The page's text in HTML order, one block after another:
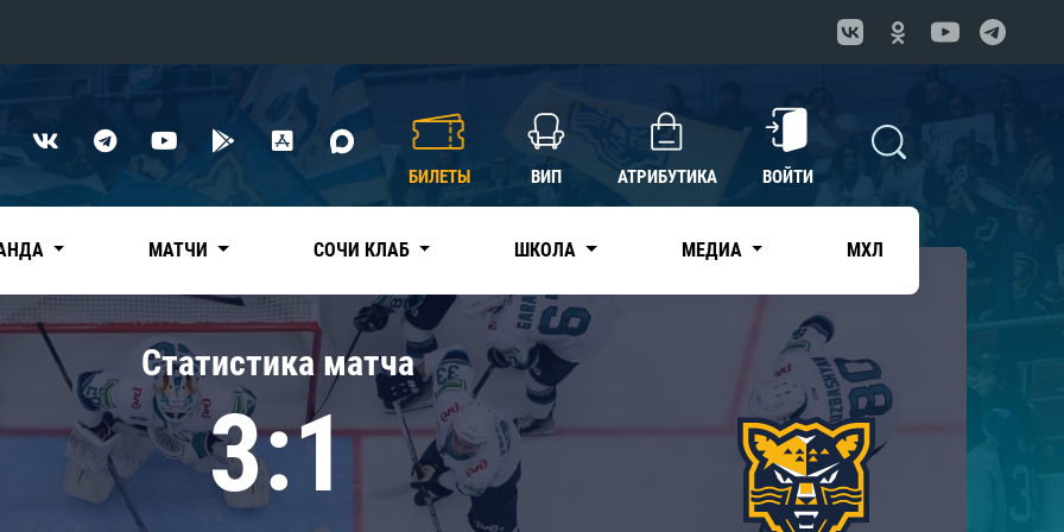
Нефтехимик
Дивизион Чернышева
Авангард
Адмирал
КХЛ
БИЛЕТЫ ВИП АТРИБУТИКА ВОЙТИ
МАТЧИ СОЧИ КЛАБ ШКОЛА МЕДИА МХЛ
Статистика матча
3:1